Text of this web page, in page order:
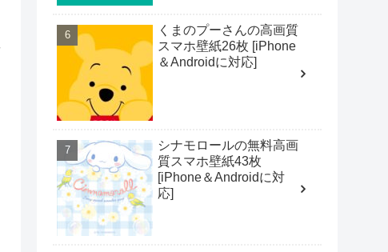
くまのプーさんの高画質
スマホ壁紙26枚 [iPhone
＆Androidに対応]
シナモロールの無料高画
質スマホ壁紙43枚
[iPhone＆Androidに対
応]